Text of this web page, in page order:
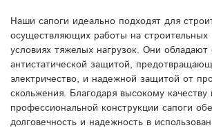
Наши сапоги идеально подходят для
осуществляющих работы на
условиях тяжелых нагрузок. Они обладают
антистатической защитой,
электричество, и надежной защитой от
скольжения. Благодаря высокому
профессиональной конструкции сапоги
долговечность и надежность в